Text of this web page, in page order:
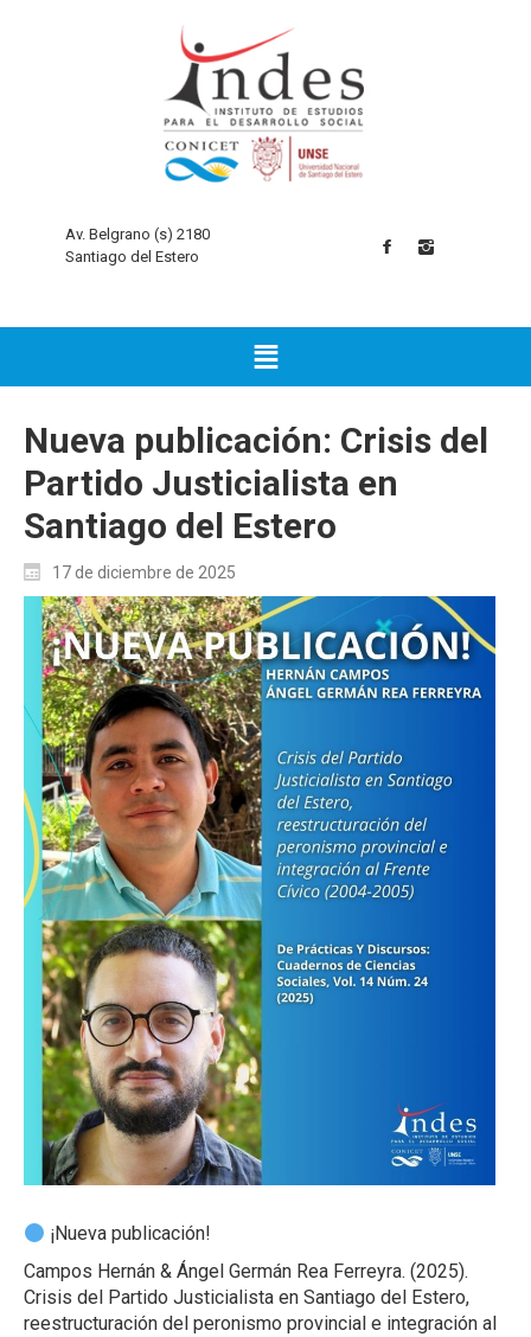
Av. Belgrano (s) 2180
Santiago del Estero
Nueva publicación: Crisis del
Partido Justicialista en
Santiago del Estero
17 de diciembre de 2025
¡Nueva publicación!
Campos Hernán & Ángel Germán Rea Ferreyra. (2025).
Crisis del Partido Justicialista en Santiago del Estero,
reestructuración del peronismo provincial e integración al